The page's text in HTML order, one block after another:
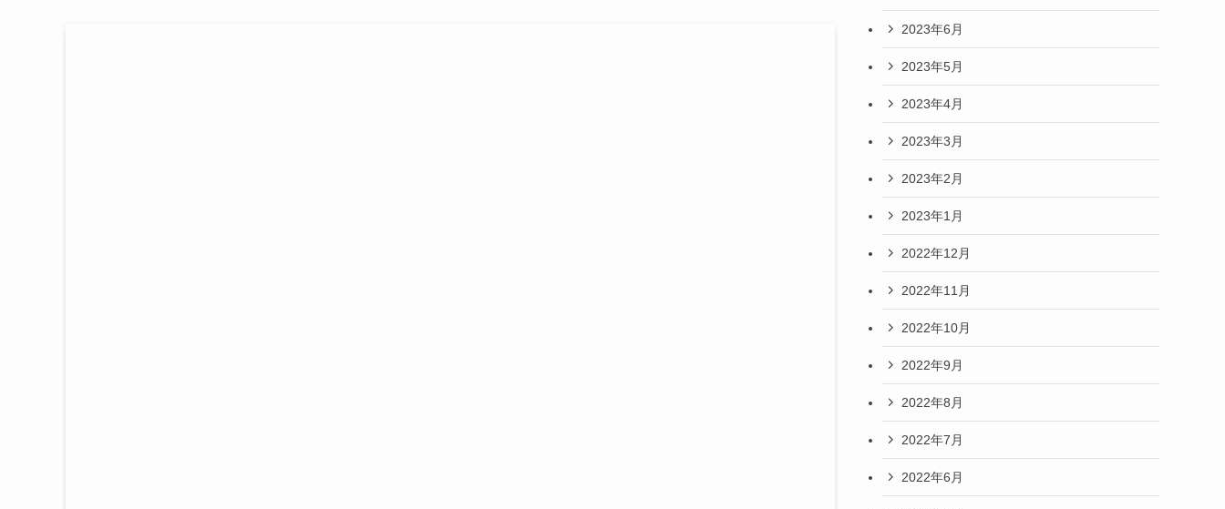
2023年6月
2023年5月
2023年4月
2023年3月
2023年2月
2023年1月
2022年12月
2022年11月
2022年10月
2022年9月
2022年8月
2022年7月
2022年6月